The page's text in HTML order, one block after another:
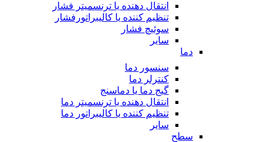
انتقال دهنده یا ترنسمیتر فشار
تنظیم کننده یا کالیبراتورفشار
سوئیچ فشار
سایر
دما
سنسور دما
کنترلر دما
گیج دما یا دماسنج
انتقال دهنده یا ترنسمیتر دما
تنظیم کننده یا کالیبراتور دما
سایر
سطح